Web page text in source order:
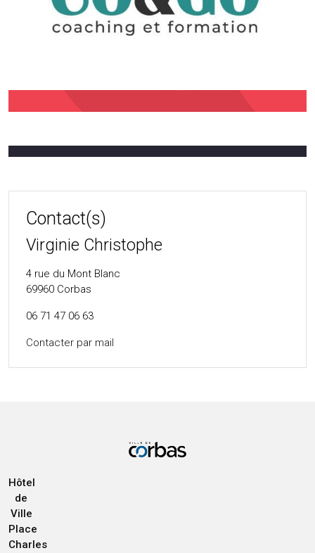
Contact(s)
Virginie Christophe
4 rue du Mont Blanc
69960 Corbas
06 71 47 06 63
Contacter par mail
Hôtel
de
Ville
Place
Charles